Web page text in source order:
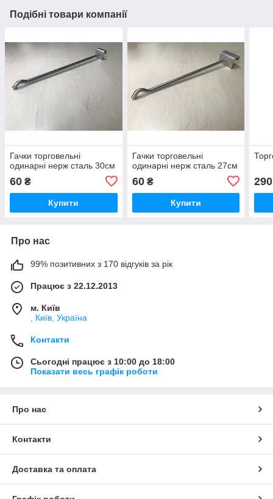
Подібні товари компанії
Гачки торговельні
одинарні нерж сталь 30см
60 ₴
Купити
Гачки торговельні
одинарні нерж сталь 27см
60₴
Купити
290
Про нас
99% позитивних з 170 відгуків за рік
Працює з 22.12.2013
м. Київ
, Київ, Україна
Контакти
Сьогодні працює з 10:00 до 18:00
Показати весь графік роботи
Про нас
Контакти
Доставка та оплата